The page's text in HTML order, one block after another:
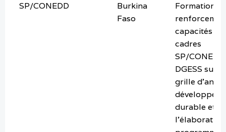
SP/CONEDD
Burkina
Faso
Formation
capacités
cadres
SP/
DGESS sur la
grille
durable et